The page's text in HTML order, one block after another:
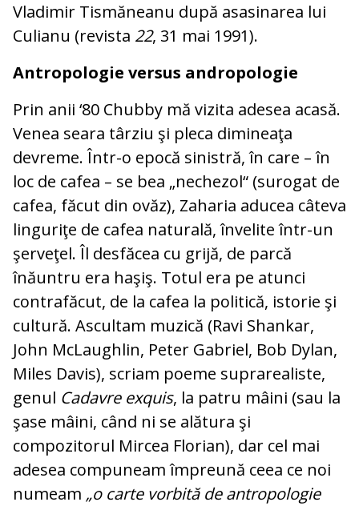
Vladimir Tismăneanu după asa­sinarea lui
Culianu (revista 22, 31 mai 1991).
Antropologie versus andropologie
Prin anii ‘80 Chubby mă vizita adesea aca­să.
Venea seara târziu şi pleca dimineaţa
devreme. Într-o epocă sinistră, în care – în
loc de cafea – se bea „nechezol“ (su­ro­gat de
cafea, făcut din ovăz), Zaharia adu­cea câteva
linguriţe de cafea naturală, în­velite într-un
şerveţel. Îl desfăcea cu grijă, de parcă
înăuntru era haşiş. Totul era pe atunci
contrafăcut, de la cafea la politică, istorie şi
cultură. Ascultam muzică (Ravi Shankar,
John McLaughlin, Peter Gabriel, Bob Dylan,
Miles Davis), scriam poeme su­prarealiste,
genul Cadavre exquis, la pa­tru mâini (sau la
şase mâini, când ni se ală­tura şi
compozitorul Mircea Florian), dar cel mai
adesea compuneam împreună ce­ea ce noi
numeam „o carte vorbită de an­tropologie